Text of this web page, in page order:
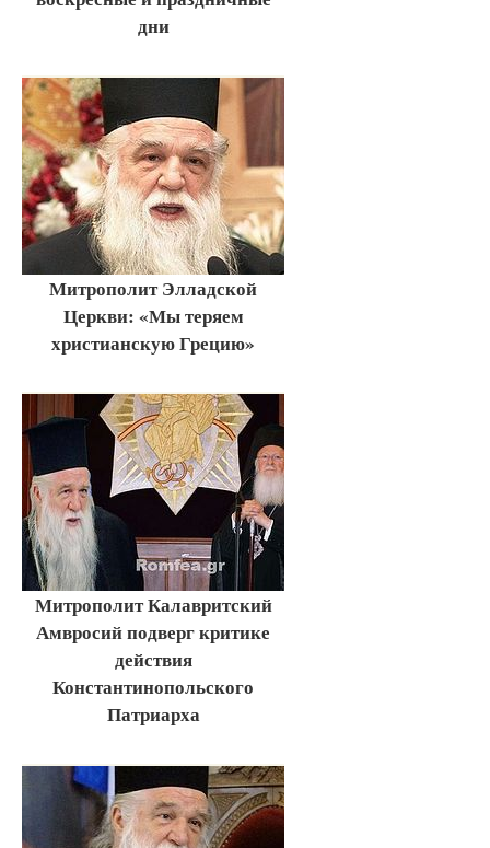
дни
Митрополит Элладской
Церкви: «Мы теряем
христианскую Грецию»
Митрополит Калавритский
Амвросий подверг критике
действия
Константинопольского
Патриарха